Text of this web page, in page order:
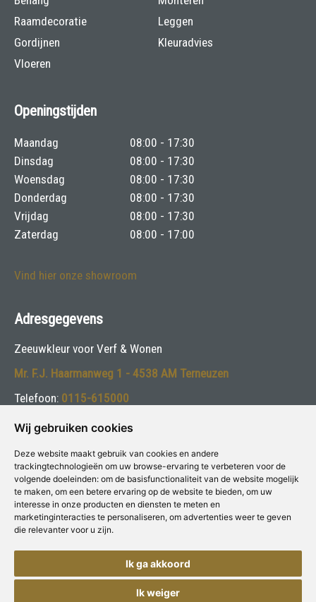
Wij gebruiken cookies
Deze website maakt gebruik van cookies en andere
trackingtechnologieën om uw browse-ervaring te verbeteren voor de
volgende doeleinden: om de basisfunctionaliteit van de website mogelijk
te maken, om een betere ervaring op de website te bieden, om uw
interesse in onze producten en diensten te meten en
marketinginteracties te personaliseren, om advertenties weer te geven
die relevanter voor u zijn.
Ik ga akkoord
Ik weiger
Raamdecoratie
Gordijnen
Vloeren
Leggen
Kleuradvies
Openingstijden
Maandag
08:00 - 17:30
Dinsdag
08:00 - 17:30
Woensdag
08:00 - 17:30
Donderdag
08:00 - 17:30
Vrijdag
08:00 - 17:30
Zaterdag
08:00 - 17:00
Vind hier onze showroom
Adresgegevens
Zeeuwkleur voor Verf & Wonen
Mr. F.J. Haarmanweg 1 - 4538 AM Terneuzen
Telefoon: 0115-615000
E-mail:info@zeeuwkleur.nl
Volg ons:
Copyright © Concepts & Companies BV. Alle rechten voorbehouden.